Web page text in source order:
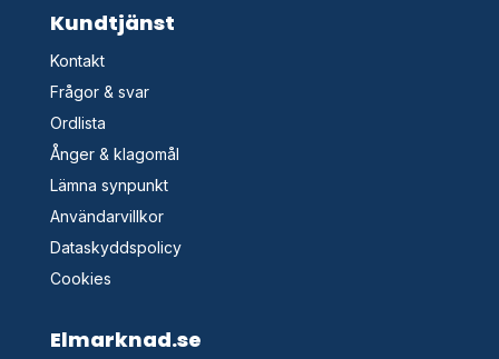
Kundtjänst
Kontakt
Frågor & svar
Ordlista
Ånger & klagomål
Lämna synpunkt
Användarvillkor
Dataskyddspolicy
Cookies
Elmarknad.se